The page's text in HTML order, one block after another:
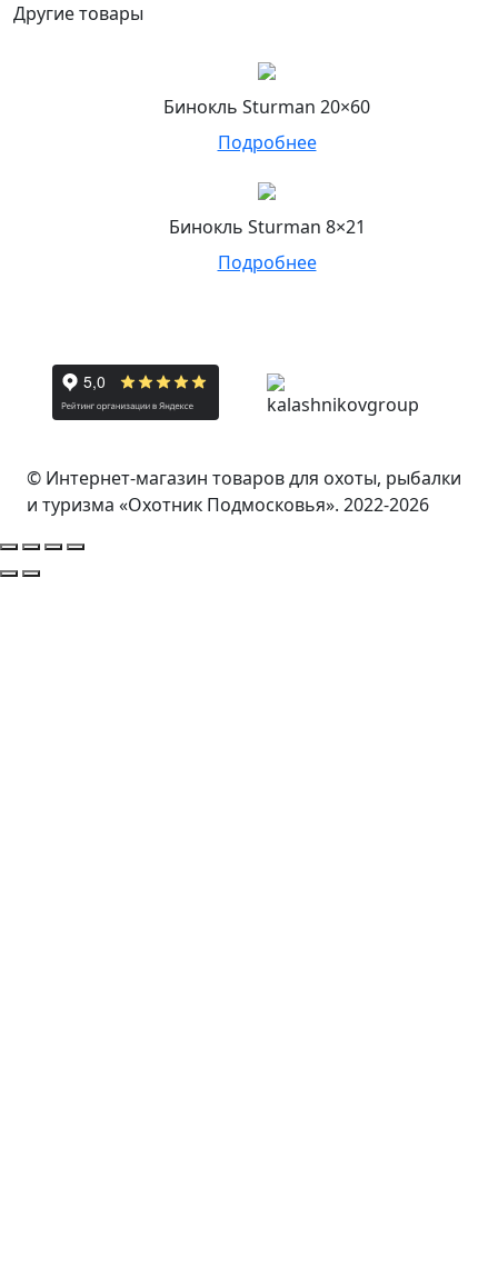
Другие товары
Бинокль Sturman 20×60
Подробнее
Бинокль Sturman 8×21
Подробнее
© Интернет-магазин товаров для охоты, рыбалки
и туризма «Охотник Подмосковья». 2022-2026